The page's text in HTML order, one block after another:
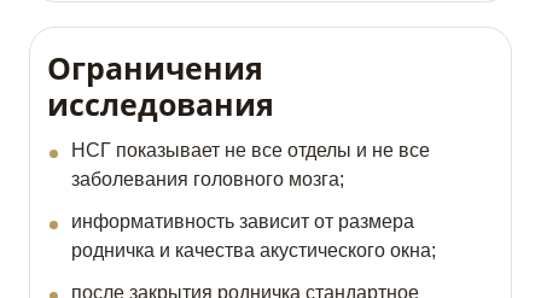
Ограничения
исследования
НСГ показывает не все отделы и не все
заболевания головного мозга;
информативность зависит от размера
родничка и качества акустического окна;
после закрытия родничка стандартное